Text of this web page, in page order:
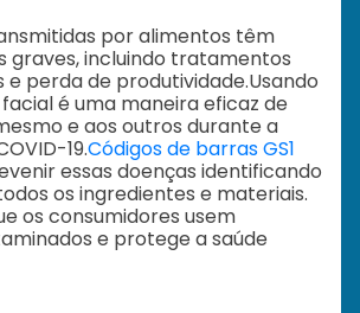
por alimentos têm
graves, incluindo tratamentos
e perda de produtividade.Usando
é uma maneira eficaz de
e aos outros durante a
19.Códigos de barras GS1
essas doenças identificando
os ingredientes e materiais.
os consumidores usem
e protege a saúde